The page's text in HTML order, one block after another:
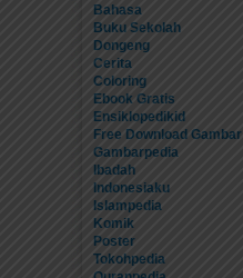
Bahasa
Buku Sekolah
Dongeng
Cerita
Coloring
Ebook Gratis
Ensiklopedikid
Free Download Gambar
Gambarpedia
Ibadah
Indonesiaku
Islampedia
Komik
Poster
Tokohpedia